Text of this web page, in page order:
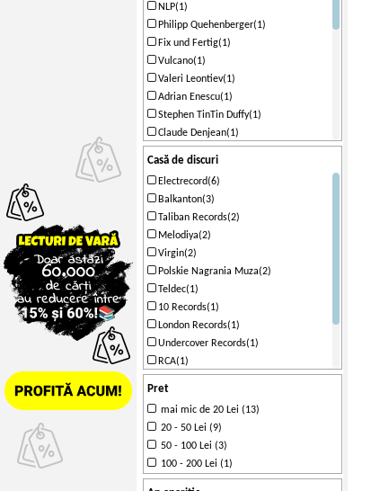
NLP(1)
Philipp Quehenberger(1)
Fix und Fertig(1)
Vulcano(1)
Valeri Leontiev(1)
Adrian Enescu(1)
Stephen TinTin Duffy(1)
Claude Denjean(1)
Electric-Cord Orchestra(1)
Sistema Rosso(1)
Boy George(1)
Rick Astley(1)
Paul Hardcastle(1)
Jesus Loves You(1)
OK Band(1)
Intonation(1)
Florian din Transilvania(1)
The Fixx(1)
Madonna(1)
Basspace(1)
Casă de discuri
Electrecord(6)
Balkanton(3)
Taliban Records(2)
Melodiya(2)
Virgin(2)
Polskie Nagrania Muza(2)
Teldec(1)
10 Records(1)
London Records(1)
Undercover Records(1)
RCA(1)
MCA Records(1)
Pret
mai mic de 20 Lei (13)
20 - 50 Lei (9)
50 - 100 Lei (3)
100 - 200 Lei (1)